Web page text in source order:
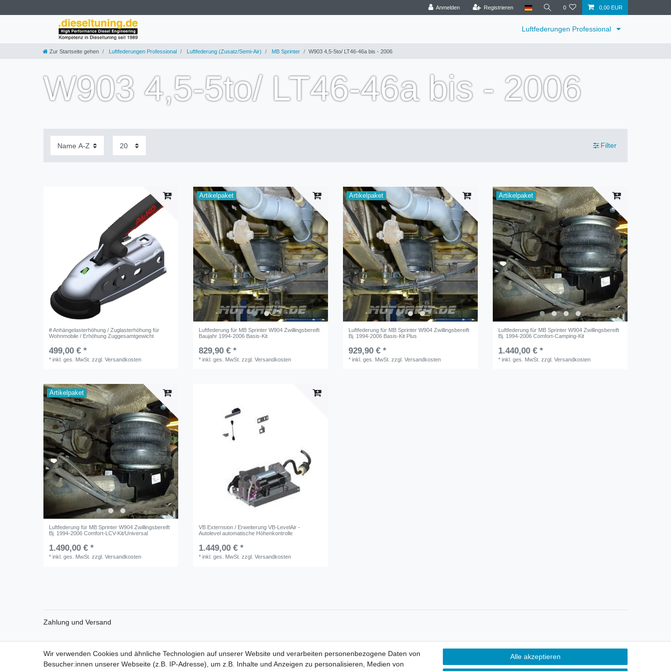
Anmelden Registrieren 0 0,00 EUR
Luftfederungen Professional
Zur Startseite gehen Luftfederungen Professional Luftfederung (Zusatz/Semi-Air) MB Sprinter W903 4,5-5to/ LT46-46a bis - 2006
W903 4,5-5to/ LT46-46a bis - 2006
Filter
# Anhängelasterhöhung / Zuglasterhöhung für
Wohnmobile / Erhöhung Zuggesamtgewicht
499,00 € *
*inkl. ges. MwSt. zzgl.Versandkosten
Artikelpaket
Luftfederung für MB Sprinter W904 Zwillingsbereift
Baujahr 1994-2006 Basis-Kit
829,90 € *
*inkl. ges. MwSt. zzgl.Versandkosten
Artikelpaket
Luftfederung für MB Sprinter W904 Zwillingsbereift
Bj. 1994-2006 Basis-Kit Plus
929,90 € *
*inkl. ges. MwSt. zzgl.Versandkosten
Artikelpaket
Luftfederung für MB Sprinter W904 Zwillingsbereift
Bj. 1994-2006 Comfort-Camping-Kit
1.440,00 € *
*inkl. ges. MwSt. zzgl.Versandkosten
Artikelpaket
Luftfederung für MB Sprinter W904 Zwillingsbereift
Bj. 1994-2006 Comfort-LCV-Kit/Universal
1.490,00 € *
*inkl. ges. MwSt. zzgl.Versandkosten
VB Externsion / Erweiterung VB-LevelAir -
Autolevel automatische Höhenkontrolle
1.449,00 € *
*inkl. ges. MwSt. zzgl.Versandkosten
Zahlung und Versand
Impressum Daten­schutz­erklärung AGB Barrierefreiheitserklärung Widerrufs­recht Kontakt
Wir verwenden Cookies und ähnliche Technologien auf unserer Website und verarbeiten personenbezogene Daten von
Besucher:innen unserer Webseite (z.B. IP-Adresse), um z.B. Inhalte und Anzeigen zu personalisieren, Medien von
Alle akzeptieren